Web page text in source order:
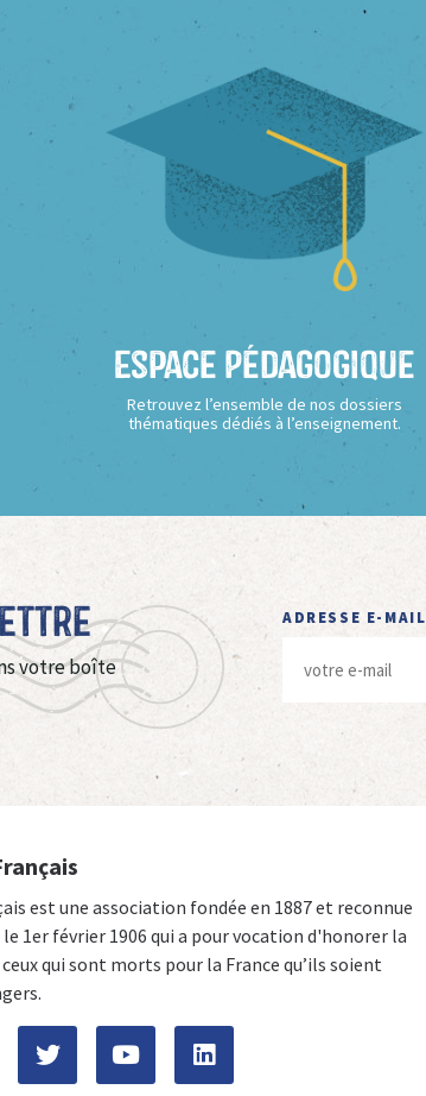
Espace Pédagogique
Retrouvez l’ensemble de nos dossiers
thématiques dédiés à l’enseignement.
votre boîte
ADRESSE E-MAIL
est une association fondée en 1887 et reconnue
1er février 1906 qui a pour vocation d'honorer la
qui sont morts pour la France qu’ils soient